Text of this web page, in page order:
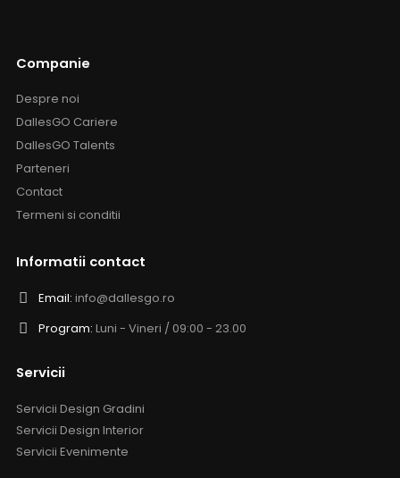
Companie
Despre noi
DallesGO Cariere
DallesGO Talents
Parteneri
Contact
Termeni si conditii
Informatii contact
Email: info@dallesgo.ro
Program: Luni - Vineri / 09:00 - 23.00
Servicii
Servicii Design Gradini
Servicii Design Interior
Servicii Evenimente